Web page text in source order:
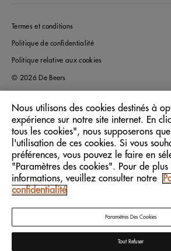
Termes et conditions
Politique de confidentialité
Politique relative aux cookies
© 2026 De Beers
Langue: Français
Nous utilisons des cookies destinés à
expérience sur notre site internet. En
tous les cookies", nous supposerons
l'utilisation de ces cookies. Si vous
préférences, vous pouvez le faire en
"Paramètres des cookies". Pour de plus
informations, veuillez consulter notre
confidentialité
Paramètres Des Cookies
Tout Refuser